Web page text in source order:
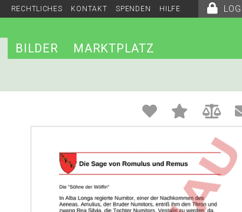
RECHTLICHES KONTAKT SPENDEN HILFE
BILDER MARKTPLATZ